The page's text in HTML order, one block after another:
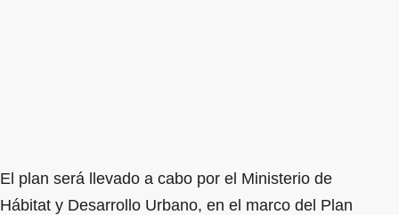
El plan será llevado a cabo por el Ministerio de
Hábitat y Desarrollo Urbano, en el marco del Plan